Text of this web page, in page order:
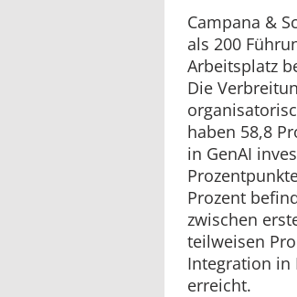
Campana &
als 200
Arbeitsplatz
Die
haben 58,8
in GenAI
Prozent
zwischen
teilweisen
Integration in
erreicht.